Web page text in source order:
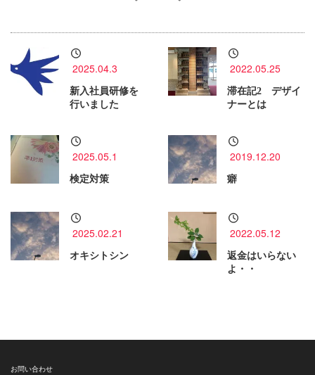
2025.04.3
新入社員研修を
行いました
2022.05.25
滞在記2 デザイ
ナーとは
2025.05.1
検定対策
2019.12.20
癖
2025.02.21
オキシトシン
2022.05.12
返金はいらない
よ・・
お問い合わせ